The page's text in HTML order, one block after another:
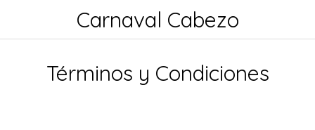
Carnaval Cabezo
Términos y Condiciones